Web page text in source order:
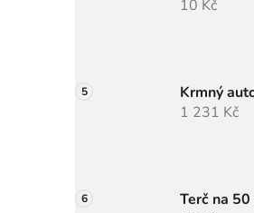
10 Kč
Krmný
1 231 Kč
Terč na